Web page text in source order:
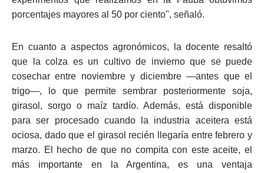
porcentajes mayores al 50 por ciento", señaló.
En cuanto a aspectos agronómicos, la docente resaltó
que la colza es un cultivo de invierno que se puede
cosechar entre noviembre y diciembre —antes que el
trigo—, lo que permite sembrar posteriormente soja,
girasol, sorgo o maíz tardío. Además, está disponible
para ser procesado cuando la industria aceitera está
ociosa, dado que el girasol recién llegaría entre febrero y
marzo. El hecho de que no compita con este aceite, el
más importante en la Argentina, es una ventaja